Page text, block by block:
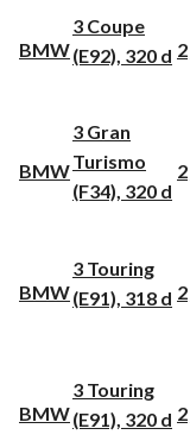
BMW
3 Coupe
(E92), 320 d 2
BMW
3 Gran
Turismo
(F34), 320 d
2
BMW
3 Touring
(E91), 318 d 2
BMW
3 Touring
(E91), 320 d 2